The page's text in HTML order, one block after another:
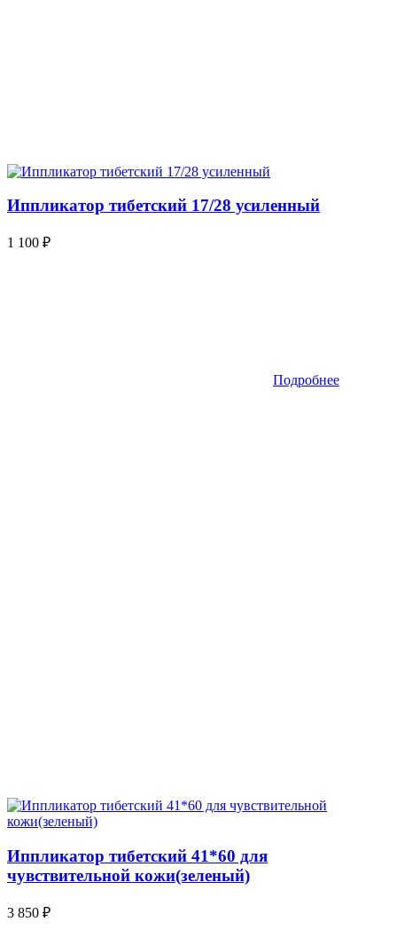
Иппликатор тибетский 17/28 усиленный
1 100 ₽
Подробнее
Иппликатор тибетский 41*60 для
чувствительной кожи(зеленый)
3 850 ₽